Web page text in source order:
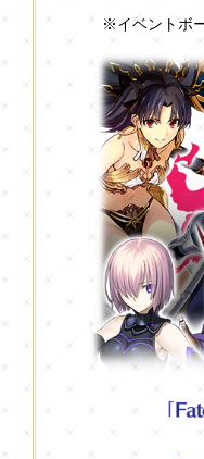
※イベントボ